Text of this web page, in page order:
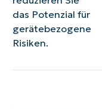
das Potenzial für
gerätebezogene
Risiken.